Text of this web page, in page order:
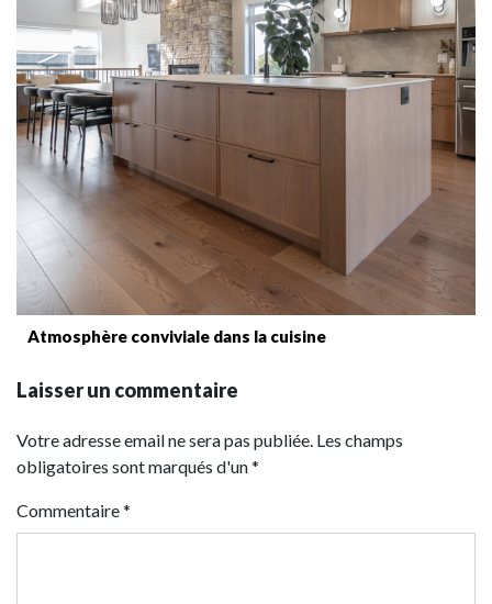
Atmosphère conviviale dans la cuisine
Laisser un commentaire
Votre adresse email ne sera pas publiée. Les champs
obligatoires sont marqués d'un *
Commentaire*